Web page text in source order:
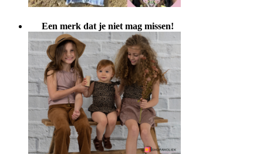
Een merk dat je niet mag missen!